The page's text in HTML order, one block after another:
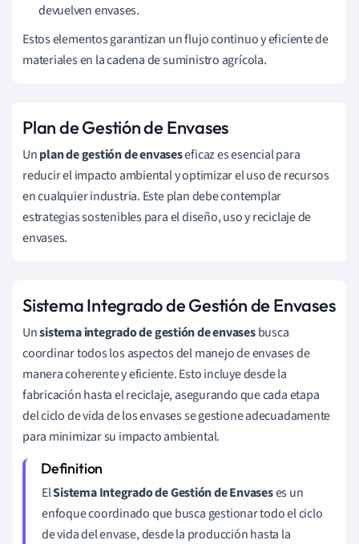
devuelven envases.
Estos elementos garantizan un flujo continuo y eficiente de
materiales en la cadena de suministro agrícola.
Plan de Gestión de Envases
Unplan de gestión de envaseseficaz es esencial para
reducir el impacto ambiental y optimizar el uso de recursos
en cualquier industria. Este plan debe contemplar
estrategias sostenibles para el diseño, uso y reciclaje de
envases.
Sistema Integrado de Gestión de Envases
Unsistema integrado de gestión de envasesbusca
coordinar todos los aspectos del manejo de envases de
manera coherente y eficiente. Esto incluye desde la
fabricación hasta el reciclaje, asegurando que cada etapa
del ciclo de vida de los envases se gestione adecuadamente
para minimizar su impacto ambiental.
ElSistema Integrado de Gestión de Envaseses un
enfoque coordinado que busca gestionar todo el ciclo
de vida del envase, desde la producción hasta la